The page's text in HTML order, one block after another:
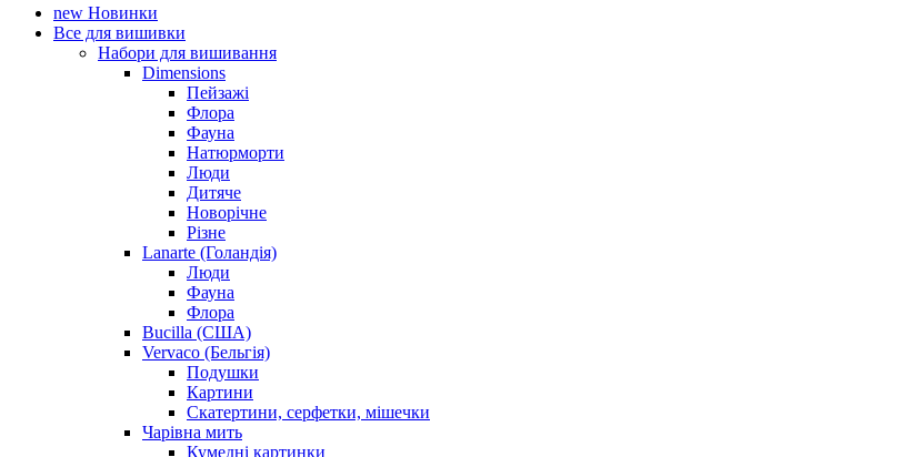
new Новинки
Все для вишивки
Набори для вишивання
Dimensions
Пейзажі
Флора
Фауна
Натюрморти
Люди
Дитяче
Новорічне
Різне
Lanarte (Голандія)
Люди
Фауна
Флора
Bucilla (США)
Vervaco (Бельгія)
Подушки
Картини
Скатертини, серфетки, мішечки
Чарiвна мить
Кумедні картинки